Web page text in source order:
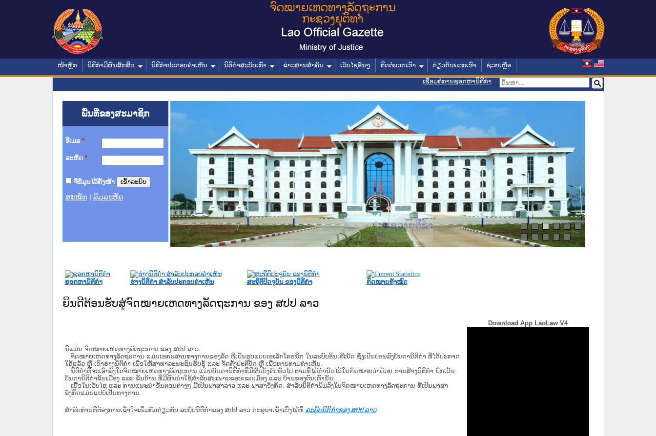
ໜ້າຫຼັກ ນິຕິກໍາມີຜົນສັກສິດ ນິຕິກໍາປະກອບຄໍາເຫັນ ນິຕິກໍາສະບັບເກົ່າ ຂ່າວສານສໍາຄັນ ເວັບໄຊອື່ນໆ ຕິດຕໍ່ພວກເຮົາ ກ່ຽວກັບພວກເຮົາ ຊ່ວຍເຫຼືອ
ເຊື່ອມຕໍ່ການຊອກຫານິຕິກຳ
ພື້ນທີ່ຂອງສະມາຊິກ
ອີເມລ *
ລະຫັດ *
ຈື່ຂໍ້ມູນໄວ້ຄັ້ງໜ້າ
ສະໝັກ ລືມລະຫັດ
ສະຖາບັນຍຸຕິທຳແຫ່ງຊາດ
ກະຊວງຍຸຕິທຳ
ທາງລັດຖະການ
ສຳລັບ ພາກກາງ
ສຳລັບ ພາກໃຕ້
ວິທະຍາຄານຕຳຫຼວດປະຊາຊົນ
ວິທະຍາຄານສັນຕິບານປະຊາຊົນ
າຍເຫດທາງລັດຖະການໃຫ້ຜູ້ປະສານງານ
ຂັ້ນແຂວງພາກເໜືອ
ານສະພາປະຊາຊົນ ພາກກາງ
ຊອກຫານິຕິກໍາ ຮ່າງນິຕິກໍາ ສໍາລັບປະກອບຄໍາເຫັນ ສະຖິຕິປັດຈຸບັນ ຂອງນິຕິກໍາ ກົດໝາຍທັງໝົດ
ຍິນດີຕ້ອນຮັບສູ່ຈົດໝາຍເຫດທາງລັດຖະການ ຂອງ ສປປ ລາວ
ນີ້ແມ່ນ ຈົດໝາຍເຫດທາງລັດຖະການ ຂອງ ສປປ ລາວ.
ຈົດໝາຍເຫດທາງລັດຖະການ ແມ່ນ​ເອ​ກະ​ສານ​ທາງ​ການ​ຂອງ​ລັດ ທີ່​ເປັນ​ຮູບ​ແບບ​ເອ​ເລັກ​ໂຕ​ຣ​ນິກ ໃນ​ລະ​ບົບ​ອິນ​ເຕີ​ເນັດ ຊຶ່ງ​ເປັນ​ບ່ອນ​ລົງ​ບັນ​ດາ​ນິ​ຕິ​ກຳ ທີ່ໄດ້ປະກາດ
ໃຊ້ແລ້ວ ຫຼື ເອົາຮ່າງນິຕິກໍາ ເພື່ອໃຫ້​ສາ​ທາ​ລະ​ນະ​ຊົນ​ຮັບ​ຮູ້ ແລະ ຈັດ​ຕັ້ງ​ປະ​ຕິ​ບັດ ຫຼື ເພື່ອທາບທາມຄໍາເຫັນ.
ນິ​ຕິ​ກຳ​ທີ່​ຈະ​ເອົາ​ລົງ​ໃນ​ຈົດ​ໝາຍ​ເຫດ​ທາງ​ລັດ​ຖະ​ການ ​ແມ່ນ​ບັນ​ດາ​ນິ​ຕິ​ກຳ​ທີ່​ມີ​ຜົນ​ບັງ​ຄັບ​ທົ່ວ​ໄປ ຕາມ​ທີ່​ໄດ້​ກຳ​ນົດ​ໄວ້​ໃນ​ກົດ​ໝາຍ​ວ່າ​ດ້ວຍ​ ການ​ສ້າງ​ນິ​ຕິ​ກຳ ຍົກ​ເວັ້ນ​
ບັນ​ດານິ​ຕິ​ກຳ​ຂັ້ນ​ເມືອງ ແລະ ຂັ້ນ​ບ້ານ ​ທີ່​ມີ​ຜົນ​ນຳ​ໃຊ້​ສຳ​ລັບ​ສະ​ເພາະ​ຂອບ​ເຂດ​ເມືອງ ແລະ ບ້ານ​ຂອງ​ຕົນ​ເທົ່າ​ນັ້ນ.
ເນື້ອໃນ​ເວັບ​ໄຊ​ ແລະ ການແນະນໍາຂັ້ນຕອນຕ່າງໆ ມີເປັນພາສາລາວ ແລະ ພາສາອັງກິດ. ສໍາລັບນິຕິກຳພິມລົງໃນຈົດໝາຍເຫດທາງລັດຖະການ ທີ່ເປັນພາສາ
ອັງກິດແມ່ນແປບໍ່ເປັນທາງການ.
ສໍາລັບທ່ານທີ່ຕ້ອງການເຂົ້າໃຈເພີ່ມຕື່ມກ່ຽວກັບ ລະບົບນິຕິກຳຂອງ ສປປ ລາວ ກະລຸນາເຂົ້າເບີ່ງໄດ້ທີ່ ລະບົບນິຕິກຳຂອງ ສປປ ລາວ
Download App LaoLaw V4